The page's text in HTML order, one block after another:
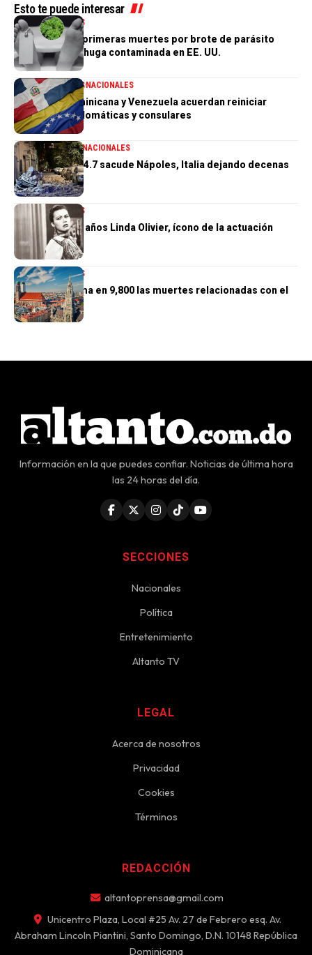
Esto te puede interesar
INTERNACIONALES
Confirman las primeras muertes por brote de parásito
vinculado a lechuga contaminada en EE. UU.
INTERNACIONALESNACIONALES
República Dominicana y Venezuela acuerdan reiniciar
relaciones diplomáticas y consulares
GENERALESINTERNACIONALES
Terremoto de 4.7 sacude Nápoles, Italia dejando decenas
de heridos
INTERNACIONALES
Muere a los 97 años Linda Olivier, ícono de la actuación
venezolana
INTERNACIONALES
Alemania estima en 9,800 las muertes relacionadas con el
calor
Información en la que puedes confiar. Noticias de última hora
las 24 horas del día.
SECCIONES
Nacionales
Política
Entretenimiento
Altanto TV
LEGAL
Acerca de nosotros
Privacidad
Cookies
Términos
REDACCIÓN
altantoprensa@gmail.com
Unicentro Plaza, Local #25 Av. 27 de Febrero esq. Av.
Abraham Lincoln Piantini, Santo Domingo, D.N. 10148 República
Dominicana